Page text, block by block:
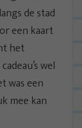
de stad
een kaart
het
wel
was een
mee kan